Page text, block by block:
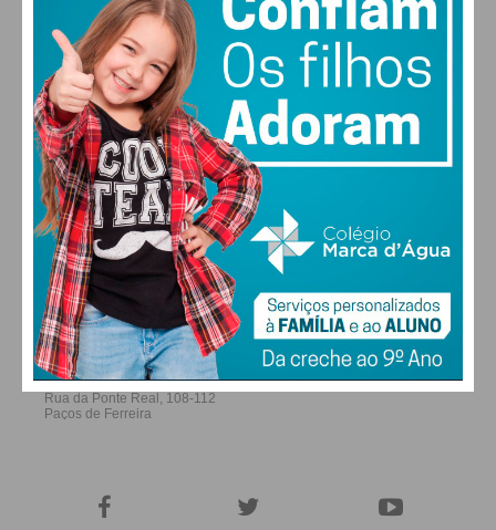
Assine nossa newsletter por e-mail e
obtenha de forma regular a informação
atualizada.
Eu li e concordo com os
condições
ALTERAR
FARMACIAS DE SERVIÇO EM PAÇOS DE
FERREIRA